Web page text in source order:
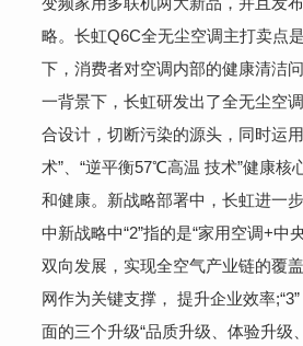
略。长虹Q6C全无尘空调主打卖点
下，消费者对空调内部的健康清洁
一背景下，长虹研发出了全无尘空
合设计，切断污染的源头，同时运
术”、“逆平衡57℃高温 技术”健康核
和健康。新战略部署中，长虹进一
中新战略中“2”指的是“家用空调+中
双向发展，实现全空气产业链的覆
网作为关键支撑， 提升企业效率
面的三个升级“品质升级、体验升级